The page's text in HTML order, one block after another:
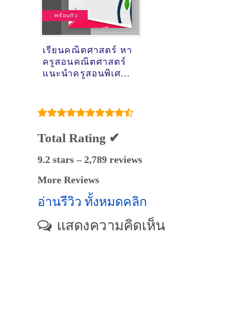
เรียนคณิตศาสตร์ หา
ครูสอนคณิตศาสตร์
แนะนำครูสอนพิเศษ
Total Rating ✔
9.2 stars – 2,789 reviews
More Reviews
อ่านรีวิว ทั้งหมดคลิก
แสดงความคิดเห็น